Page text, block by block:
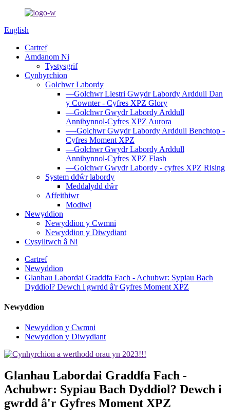
English
Cartref
Amdanom Ni
Tystysgrif
Cynhyrchion
Golchwr Labordy
—Golchwr Llestri Gwydr Labordy Arddull Dan
y Cownter - Cyfres XPZ Glory
—Golchwr Gwydr Labordy Arddull
Annibynnol-Cyfres XPZ Aurora
—-Golchwr Gwydr Labordy Arddull Benchtop -
Cyfres Moment XPZ
—Golchwr Gwydr Labordy Arddull
Annibynnol-Cyfres XPZ Flash
—Golchwr Gwydr Labordy - cyfres XPZ Rising
System ddŵr labordy
Meddalydd dŵr
Affeithiwr
Modiwl
Newyddion
Newyddion y Cwmni
Newyddion y Diwydiant
Cysylltwch â Ni
Cartref
Newyddion
Glanhau Labordai Graddfa Fach - Achubwr: Sypiau Bach
Dyddiol? Dewch i gwrdd â'r Gyfres Moment XPZ
Newyddion
Newyddion y Cwmni
Newyddion y Diwydiant
Glanhau Labordai Graddfa Fach -
Achubwr: Sypiau Bach Dyddiol? Dewch i
gwrdd â'r Gyfres Moment XPZ